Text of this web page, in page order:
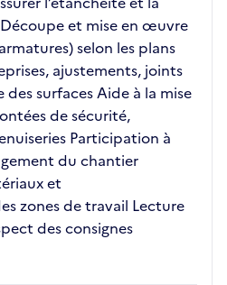
et mise en œuvre
selon les plans
ajustements, joints
surfaces Aide à la mise
de sécurité,
Participation à
du chantier
et
zones de travail Lecture
des consignes